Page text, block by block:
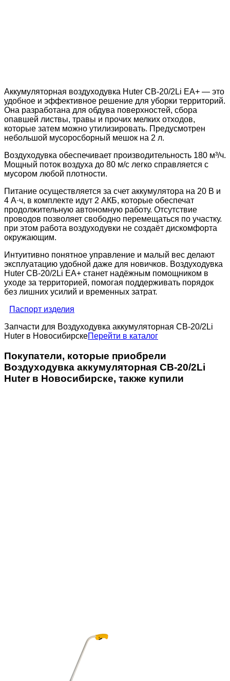
Аккумуляторная воздуходувка Huter CB-20/2Li EA+ — это
удобное и эффективное решение для уборки территорий.
Она разработана для обдува поверхностей, сбора
опавшей листвы, травы и прочих мелких отходов,
которые затем можно утилизировать. Предусмотрен
небольшой мусоросборный мешок на 2 л.
Воздуходувка обеспечивает производительность 180 м³/ч.
Мощный поток воздуха до 80 м/с легко справляется с
мусором любой плотности.
Питание осуществляется за счет аккумулятора на 20 В и
4 А·ч, в комплекте идут 2 АКБ, которые обеспечат
продолжительную автономную работу. Отсутствие
проводов позволяет свободно перемещаться по участку.
при этом работа воздуходувки не создаёт дискомфорта
окружающим.
Интуитивно понятное управление и малый вес делают
эксплуатацию удобной даже для новичков. Воздуходувка
Huter CB-20/2Li EA+ станет надёжным помощником в
уходе за территорией, помогая поддерживать порядок
без лишних усилий и временных затрат.
Паспорт изделия
Запчасти для Воздуходувка аккумуляторная CB-20/2Li
Huter в НовосибирскеПерейти в каталог
Покупатели, которые приобрели
Воздуходувка аккумуляторная CB-20/2Li
Huter в Новосибирске, также купили